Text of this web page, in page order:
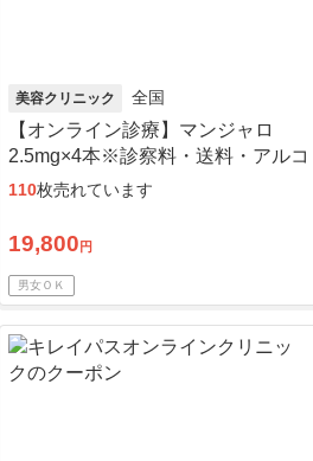
美容クリニック 全国
【オンライン診療】マンジャロ
2.5mg×4本※診察料・送料・アルコ
ール綿込
110枚売れています
19,800 円
男女ＯＫ